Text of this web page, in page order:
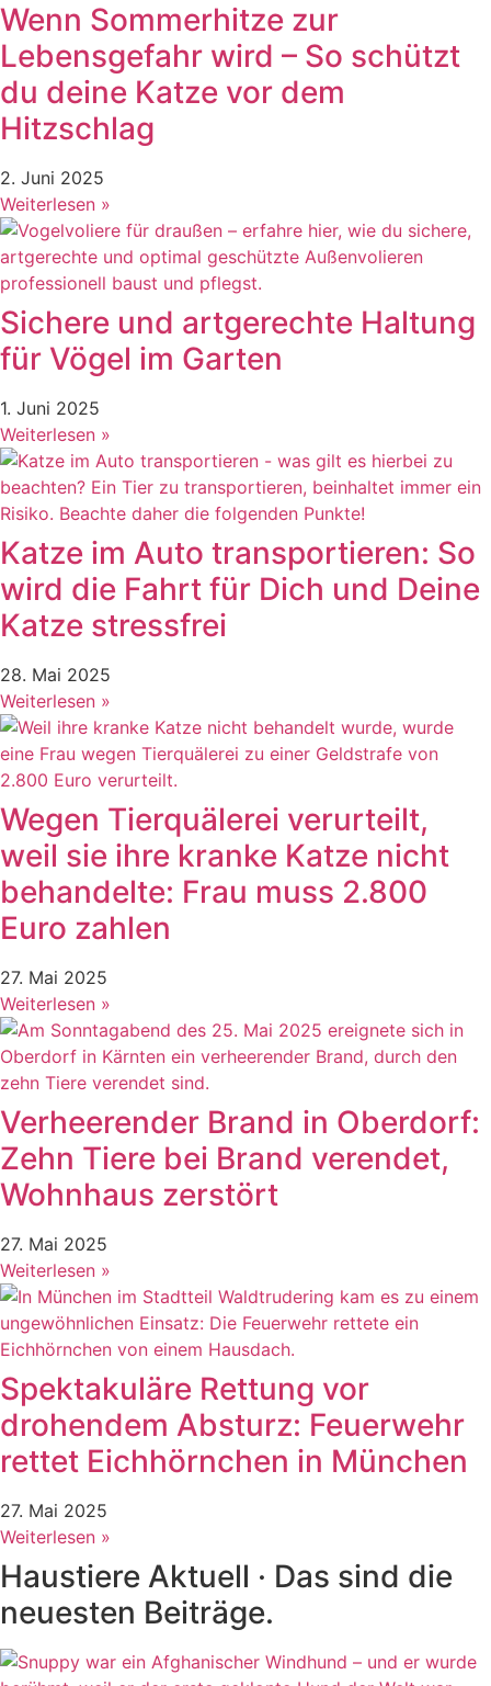
Wenn Sommerhitze zur
Lebensgefahr wird – So schützt
du deine Katze vor dem
Hitzschlag
2. Juni 2025
Weiterlesen »
Sichere und artgerechte Haltung
für Vögel im Garten
1. Juni 2025
Weiterlesen »
Katze im Auto transportieren: So
wird die Fahrt für Dich und Deine
Katze stressfrei
28. Mai 2025
Weiterlesen »
Wegen Tierquälerei verurteilt,
weil sie ihre kranke Katze nicht
behandelte: Frau muss 2.800
Euro zahlen
27. Mai 2025
Weiterlesen »
Verheerender Brand in Oberdorf:
Zehn Tiere bei Brand verendet,
Wohnhaus zerstört
27. Mai 2025
Weiterlesen »
Spektakuläre Rettung vor
drohendem Absturz: Feuerwehr
rettet Eichhörnchen in München
27. Mai 2025
Weiterlesen »
Haustiere Aktuell · Das sind die
neuesten Beiträge.